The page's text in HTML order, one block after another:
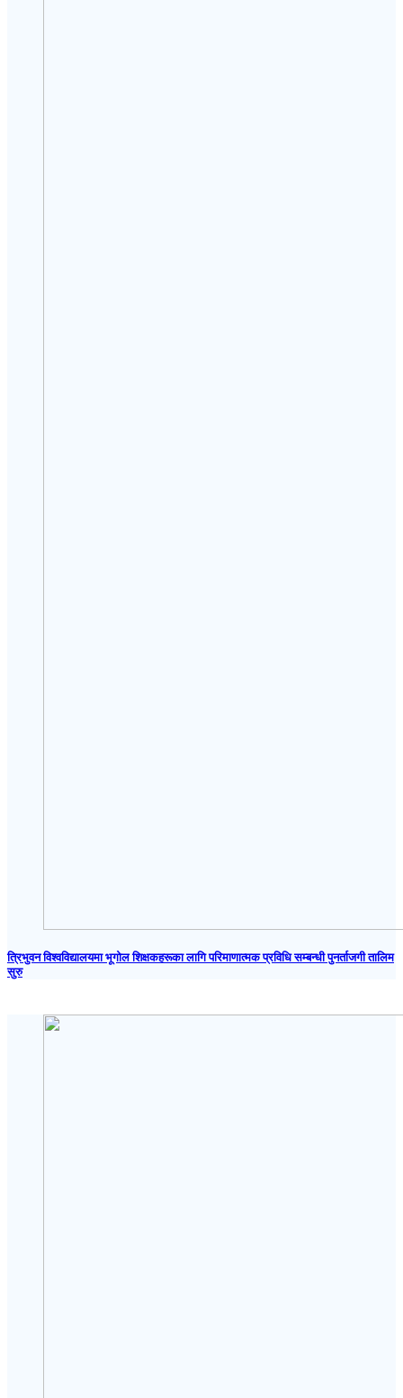
त्रिभुवन विश्वविद्यालयमा भूगोल शिक्षकहरूका लागि परिमाणात्मक प्रविधि सम्बन्धी पुनर्ताजगी तालिम
सुरु